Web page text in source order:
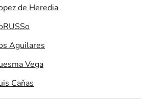
de Heredia
Aguilares
Vega
Caňas